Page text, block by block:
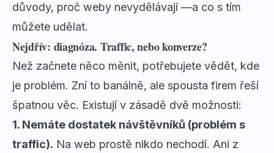
důvody, proč weby nevydělávají —a co s tím
můžete udělat.
Nejdřív: diagnóza. Traffic, nebo konverze?
Než začnete něco měnit, potřebujete vědět, kde
je problém. Zní to banálně, ale spousta firem řeší
špatnou věc. Existují v zásadě dvě možnosti:
1. Nemáte dostatek návštěvníků (problém s
traffic). Na web prostě nikdo nechodí. Ani z